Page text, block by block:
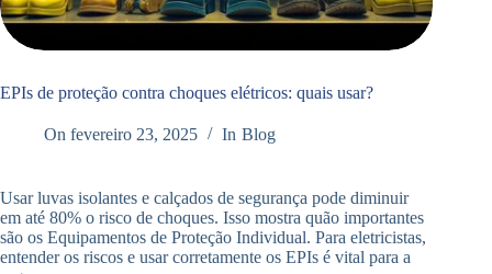
EPIs de proteção contra choques elétricos: quais usar?
On fevereiro 23, 2025 In Blog
Usar luvas isolantes e calçados de segurança pode diminuir
em até 80% o risco de choques. Isso mostra quão importantes
são os Equipamentos de Proteção Individual. Para eletricistas,
entender os riscos e usar corretamente os EPIs é vital para a